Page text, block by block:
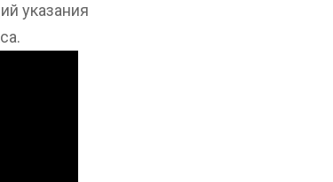
указания